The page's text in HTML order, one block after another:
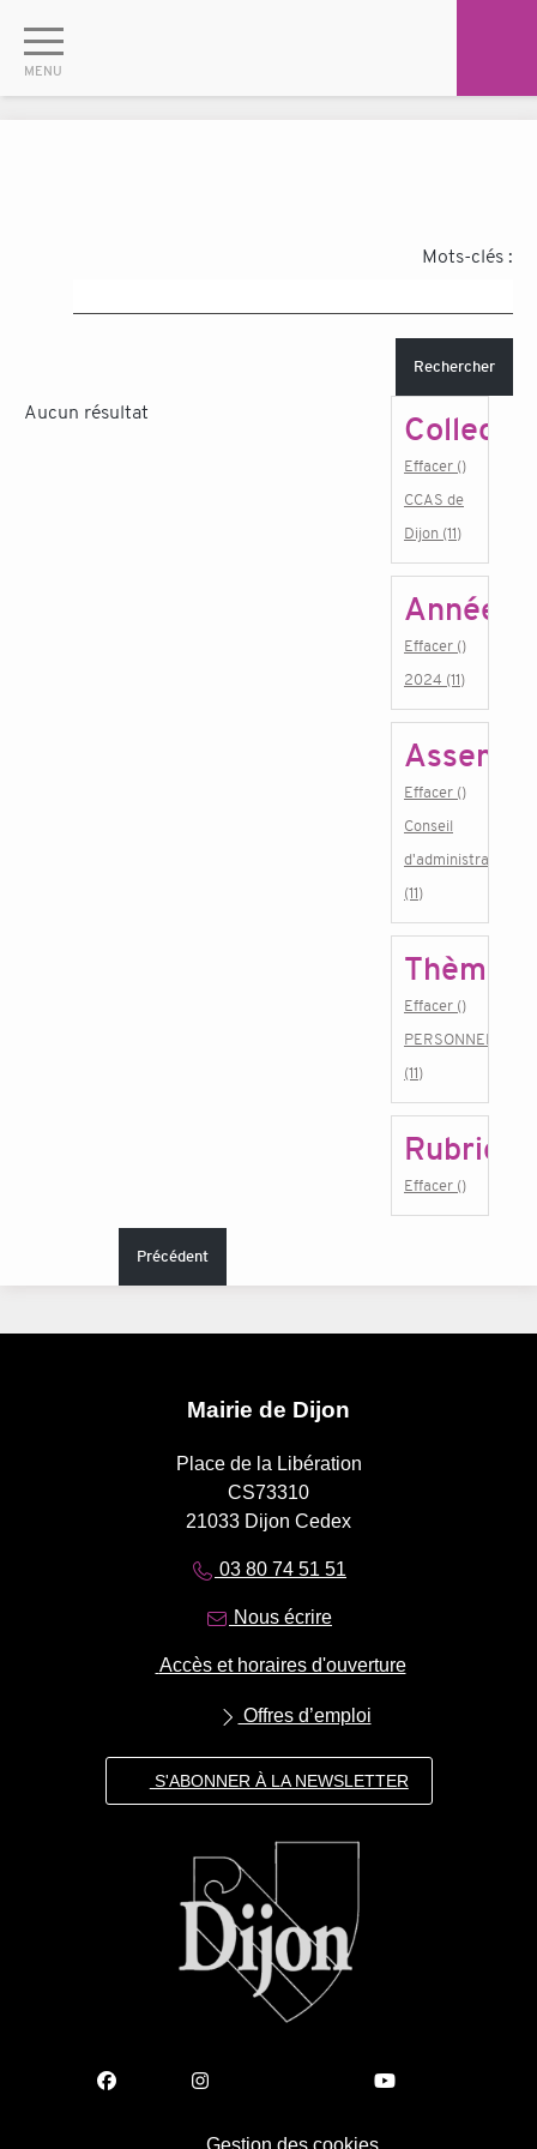
Mots-clés :
Rechercher
Aucun résultat
Effacer ()
CCAS de
Dijon (11)
Année
Effacer ()
2024 (11)
Effacer ()
Conseil
d'administration
(11)
Thème
Effacer ()
PERSONNEL
(11)
Rubrique
Effacer ()
Précédent
Mairie de Dijon
Place de la Libération
CS73310
21033 Dijon Cedex
03 80 74 51 51
Nous écrire
Accès et horaires d'ouverture
Offres d’emploi
S'ABONNER À LA NEWSLETTER
Gestion des cookies